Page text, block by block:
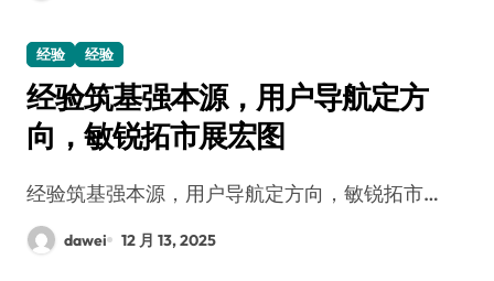
经验 经验
经验筑基强本源，用户导航定方
向，敏锐拓市展宏图
经验筑基强本源，用户导航定方向，敏锐拓市…
dawei 12 月 13, 2025